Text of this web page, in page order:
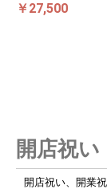
￥27,500
開店祝
開店祝い、開業